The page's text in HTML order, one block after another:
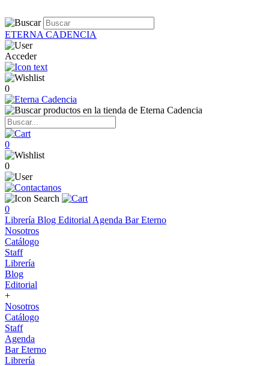
ETERNA CADENCIA
Acceder
0
0
0
0
Librería Blog Editorial Agenda Bar Eterno
Nosotros
Catálogo
Staff
Librería
Blog
Editorial
+
Nosotros
Catálogo
Staff
Agenda
Bar Eterno
Librería